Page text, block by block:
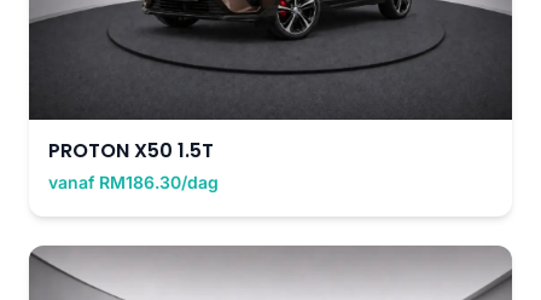
PROTON X50 1.5T
vanaf RM186.30/dag